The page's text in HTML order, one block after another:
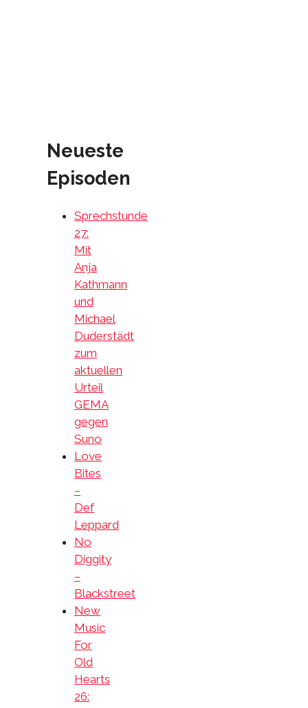
Neueste
Episoden
Sprechstunde
27:
Mit
Anja
Kathmann
und
Michael
Duderstädt
zum
aktuellen
Urteil
GEMA
gegen
Suno
Love
Bites
–
Def
Leppard
No
Diggity
–
Blackstreet
New
Music
For
Old
Hearts
26: